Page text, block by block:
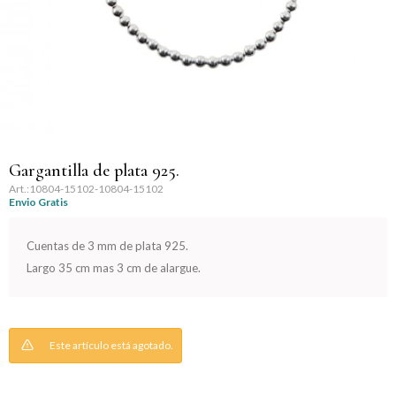
Gargantilla de plata 925.
10804-15102-10804-15102
Envio Gratis
Cuentas de 3 mm de plata 925.
Largo 35 cm mas 3 cm de alargue.
Este artículo está agotado.
Día del Amigo
Día del Maestro
Día del Padre
Nacimiento